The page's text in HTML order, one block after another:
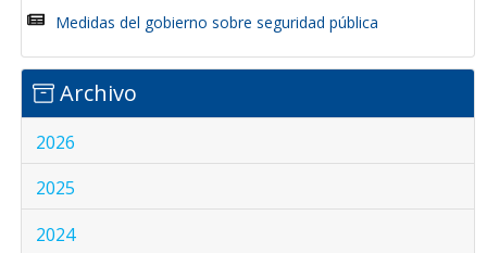
Medidas del gobierno sobre seguridad pública
Archivo
2026
2025
2024